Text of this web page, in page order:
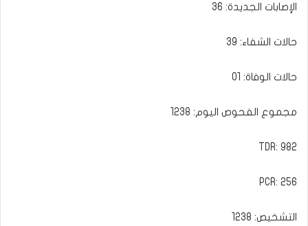
الإصابات الجديدة: 36
حالات الشفاء: 39
حالات الوفاة: 01
مجموع الفحوص اليوم: 1238
TDR: 982
PCR: 256
التشخيص: 1238